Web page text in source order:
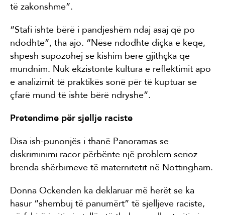
të zakonshme”.
“Stafi ishte bërë i pandjeshëm ndaj asaj që po
ndodhte”, tha ajo. “Nëse ndodhte diçka e keqe,
shpesh supozohej se kishim bërë gjithçka që
mundnim. Nuk ekzistonte kultura e reflektimit apo
e analizimit të praktikës sonë për të kuptuar se
çfarë mund të ishte bërë ndryshe”.
Pretendime për sjellje raciste
Disa ish-punonjës i thanë Panoramas se
diskriminimi racor përbënte një problem serioz
brenda shërbimeve të maternitetit në Nottingham.
Donna Ockenden ka deklaruar më herët se ka
hasur “shembuj të panumërt” të sjelljeve raciste,